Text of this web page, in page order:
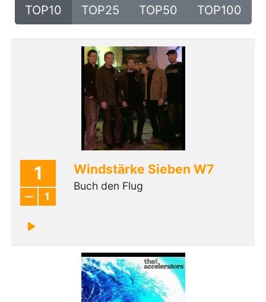
TOP10 TOP25 TOP50 TOP100
1
1
Windstärke Sieben W7
Buch den Flug